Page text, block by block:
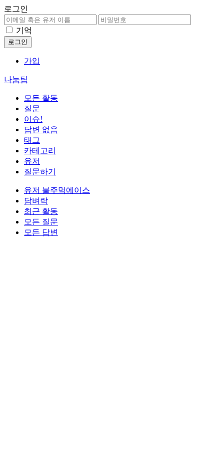
로그인
기억
가입
나눔팁
모든 활동
질문
이슈!
답변 없음
태그
카테고리
유저
질문하기
유저 불주먹에이스
담벼락
최근 활동
모든 질문
모든 답변